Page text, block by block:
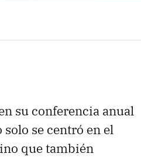
su conferencia anual
se centró en el
que también